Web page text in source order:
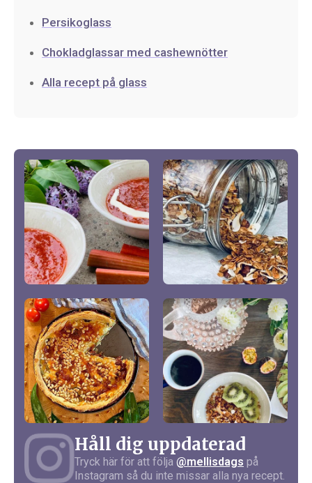
Persikoglass
Chokladglassar med cashewnötter
Alla recept på glass
Håll dig uppdaterad
Tryck här för att följa @mellisdags på
Instagram så du inte missar alla nya recept.